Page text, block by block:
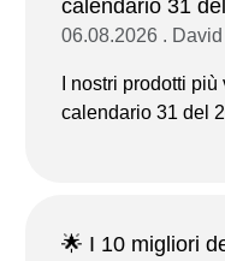
calendario 31
06.08.2026 . David
I nostri prodotti
calendario 31 del
🌟 I 10 migliori